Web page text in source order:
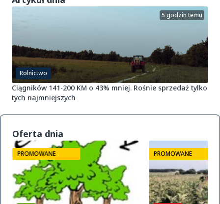
Rolnictwo
5 godzin temu
Ciągników 141-200 KM o 43% mniej. Rośnie sprzedaż tylko
tych najmniejszych
Oferta dnia
PROMOWANE PROMOWANE